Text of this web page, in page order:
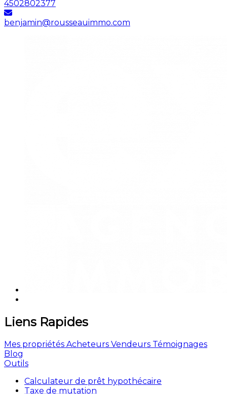
4502802377
benjamin@rousseauimmo.com
Liens Rapides
Mes propriétés Acheteurs Vendeurs Témoignages
Blog
Outils
Calculateur de prêt hypothécaire
Taxe de mutation